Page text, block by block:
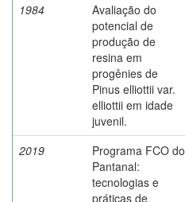
1984
Avaliação do
potencial de
produção de
resina em
progênies de
Pinus elliottii var.
elliottii em idade
juvenil.
2019
Programa FCO do
Pantanal:
tecnologias e
práticas de